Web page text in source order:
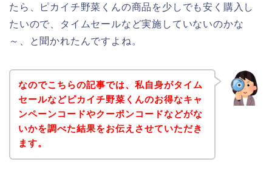
たら、ピカイチ野菜くんの商品を少しでも安く購入し
たいので、タイムセールなど実施していないのかな
～、と聞かれたんですよね。
なのでこちらの記事では、私自身がタイム
セールなどピカイチ野菜くんのお得なキャ
ンペーンコードやクーポンコードなどがな
いかを調べた結果をお伝えさせていただき
ます。